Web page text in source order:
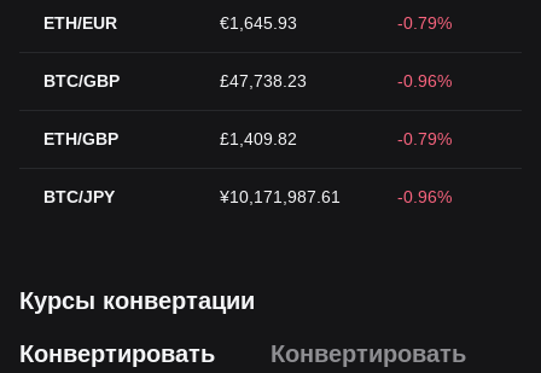
ETH/EUR €1,645.93 -0.79%
BTC/GBP £47,738.23 -0.96%
ETH/GBP £1,409.82 -0.79%
BTC/JPY ¥10,171,987.61 -0.96%
Курсы конвертации
Конвертировать
Конвертировать